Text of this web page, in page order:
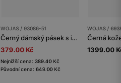
WOJAS / 93086-51
Černý dámský pásek s imitací krokodýlí kůže
379.00 Kč
Nejnižší cena: 389.40 Kč
Původní cena: 649.00 Kč
WOJAS /
1399.00